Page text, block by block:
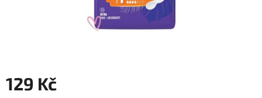
129 Kč